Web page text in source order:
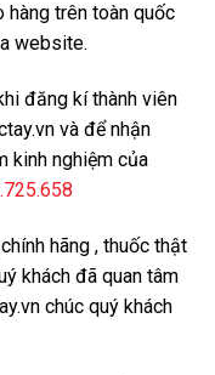
hàng trên toàn quốc
website.
đăng kí thành viên
và để nhận
kinh nghiệm của
hãng , thuốc thật
khách đã quan tâm
chúc quý khách